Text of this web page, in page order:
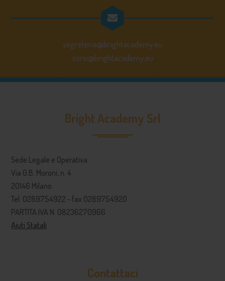
segreteria@brightacademy.eu
corsi@brightacademy.eu
Bright Academy Srl
Sede Legale e Operativa:
Via G.B. Moroni, n. 4
20146 Milano
Tel. 0289754922 - fax 0289754920
PARTITA IVA N. 08236270966
Aiuti Statali
Contattaci